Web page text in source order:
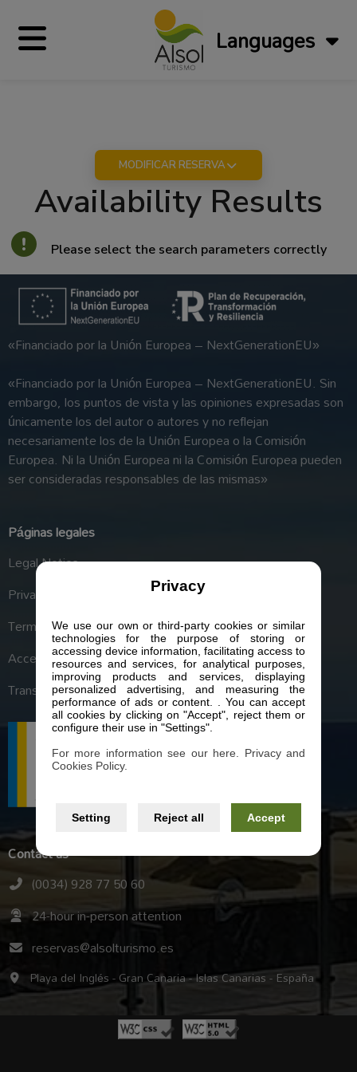
Privacy
We use our own or third-party cookies or similar
technologies for the purpose of storing or
accessing device information, facilitating access to
resources and services, for analytical purposes,
improving products and services, displaying
personalized advertising, and measuring the
performance of ads or content. . You can accept
all cookies by clicking on "Accept", reject them or
configure their use in "Settings".
For more information see our here. Privacy and
Cookies Policy.
Setting Reject all Accept
Languages
MODIFICAR RESERVA
Availability Results
Please select the search parameters correctly
«Financiado por la Unión Europea – NextGenerationEU»
«Financiado por la Unión Europea – NextGenerationEU. Sin
embargo, los puntos de vista y las opiniones expresadas son
únicamente los del autor o autores y no reflejan
necesariamente los de la Unión Europea o la Comisión
Europea. Ni la Unión Europea ni la Comisión Europea pueden
ser consideradas responsables de las mismas»
Páginas legales
Legal Notice
Privacy Police
Terms and Conditions
Accessibility
Transparency Portal
Contact us
(0034) 928 77 50 60
24-hour in-person attention
reservas@alsolturismo.es
Playa del Inglés - Gran Canaria - Islas Canarias - España